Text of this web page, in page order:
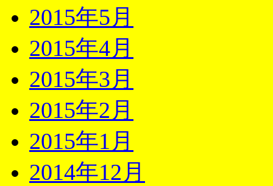
2015年5月
2015年4月
2015年3月
2015年2月
2015年1月
2014年12月